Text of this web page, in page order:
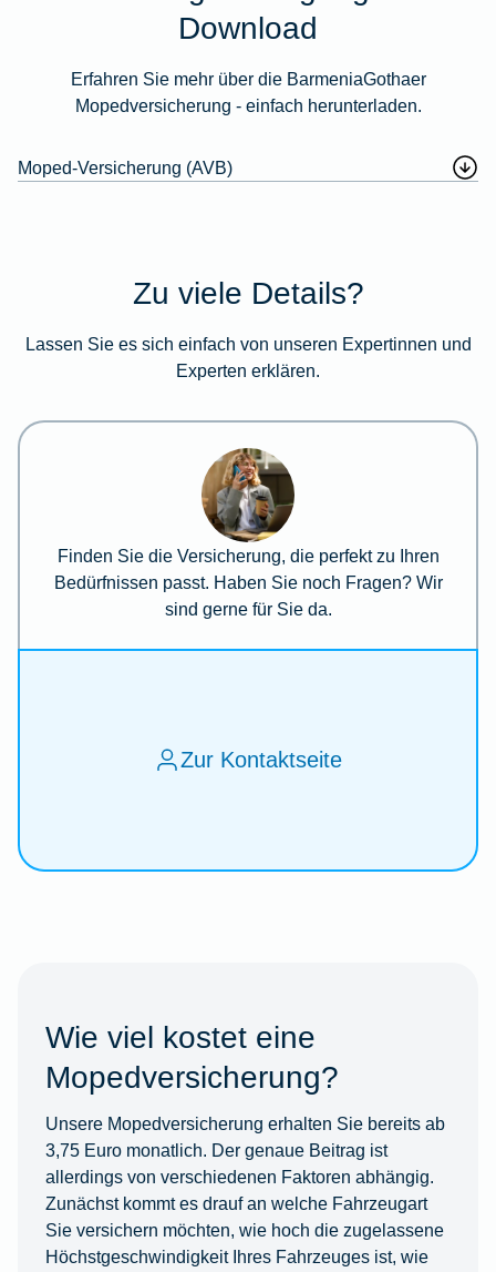
Download
Erfahren Sie mehr über die BarmeniaGothaer
Mopedversicherung - einfach herunterladen.
Moped-Versicherung (AVB)
Zu viele Details?
Lassen Sie es sich einfach von unseren Expertinnen und
Experten erklären.
Finden Sie die Versicherung, die perfekt zu Ihren
Bedürfnissen passt. Haben Sie noch Fragen? Wir
sind gerne für Sie da.
Zur Kontaktseite
Wie viel kostet eine
Mopedversicherung?
Unsere Mopedversicherung erhalten Sie bereits ab
3,75 Euro monatlich. Der genaue Beitrag ist
allerdings von verschiedenen Faktoren abhängig.
Zunächst kommt es drauf an welche Fahrzeugart
Sie versichern möchten, wie hoch die zugelassene
Höchstgeschwindigkeit Ihres Fahrzeuges ist, wie